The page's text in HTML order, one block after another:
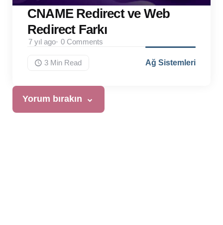
CNAME Redirect ve Web
Redirect Farkı
7 yıl ago 0 Comments
3 Min Read Ağ Sistemleri
Yorum bırakın